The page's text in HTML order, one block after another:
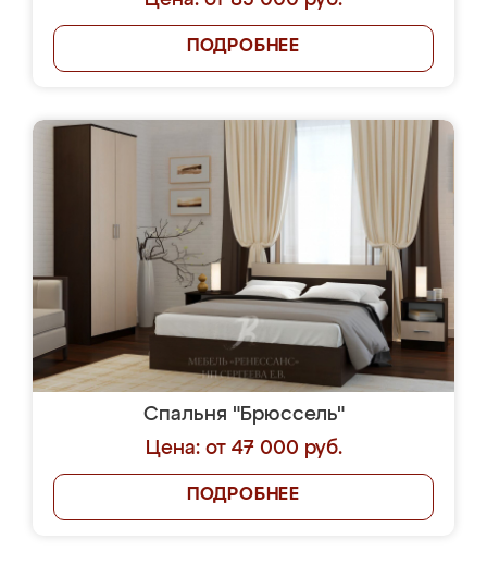
ПОДРОБНЕЕ
Спальня "Брюссель"
Цена: от 47 000 руб.
ПОДРОБНЕЕ